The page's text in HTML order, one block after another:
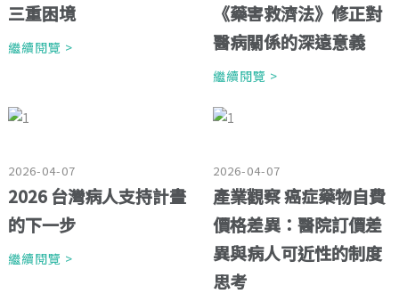
三重困境
繼續閱覽 >
《藥害救濟法》修正對
醫病關係的深遠意義
繼續閱覽 >
2026-04-07
2026 台灣病人支持計畫
的下一步
繼續閱覽 >
2026-04-07
產業觀察 癌症藥物自費
價格差異：醫院訂價差
異與病人可近性的制度
思考